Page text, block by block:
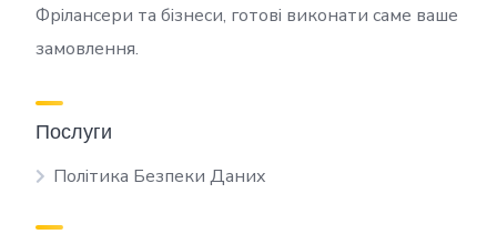
Фрілансери та бізнеси, готові виконати саме ваше
замовлення.
Послуги
Політика Безпеки Даних